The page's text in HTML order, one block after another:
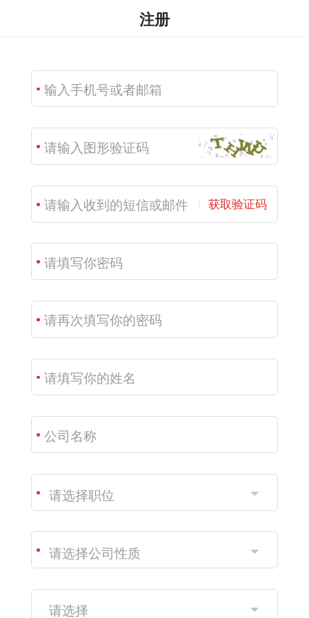
注册
获取验证码